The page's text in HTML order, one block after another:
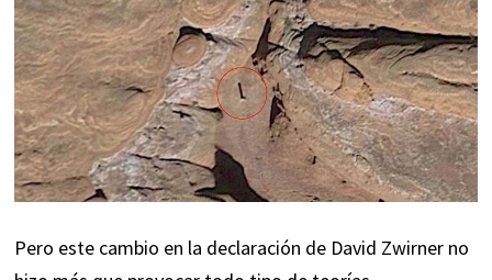
Pero este cambio en la declaración de David Zwirner no